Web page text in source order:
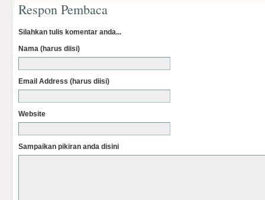
Respon Pembaca
Silahkan tulis komentar anda...
Nama (harus diisi)
Email Address (harus diisi)
Website
Sampaikan pikiran anda disini